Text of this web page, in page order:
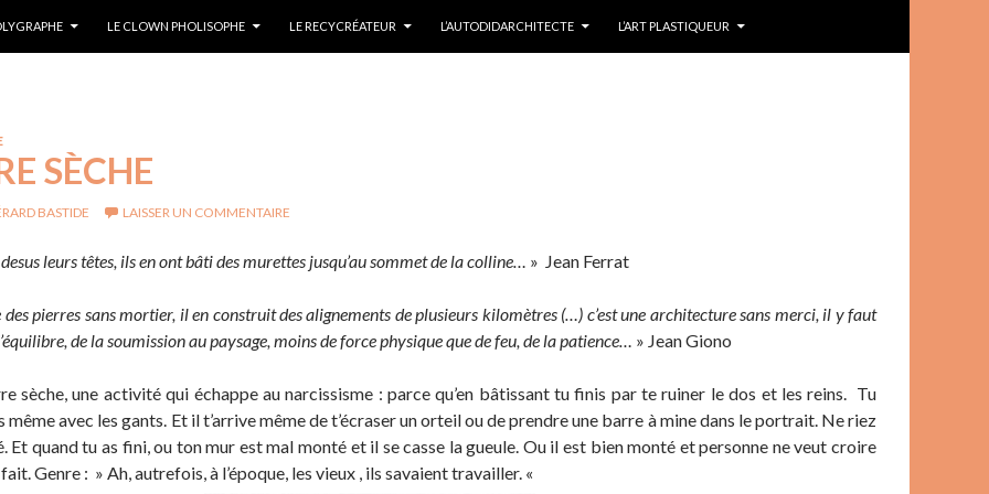
LE CLOWN PHOLISOPHE LE RECYCRÉATEUR L’AUTODIDARCHITECTE L’ART PLASTIQUEUR
SÈCHE
BASTIDE LAISSER UN COMMENTAIRE
leurs têtes, ils en ont bâti des murettes jusqu’au sommet de la colline… » Jean Ferrat
des pierres sans mortier, il en construit des alignements de plusieurs kilomètres (…) c’est une architecture sans merci, il y faut
de la soumission au paysage, moins de force physique que de feu, de la patience… » Jean Giono
sèche, une activité qui échappe au narcissisme : parce qu’en bâtissant tu finis par te ruiner le dos et les reins. Tu
même avec les gants. Et il t’arrive même de t’écraser un orteil ou de prendre une barre à mine dans le portrait. Ne riez
Et quand tu as fini, ou ton mur est mal monté et il se casse la gueule. Ou il est bien monté et personne ne veut croire
fait. Genre : » Ah, autrefois, à l’époque, les vieux , ils savaient travailler. «